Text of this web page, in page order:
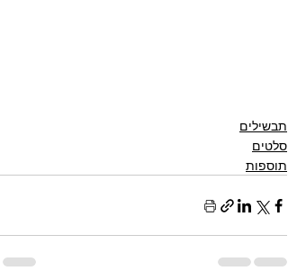
תבשילים
סלטים
תוספות